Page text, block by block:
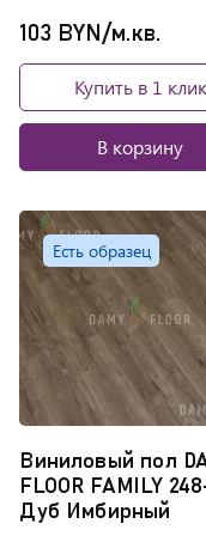
103 BYN/м.кв.
Купить в 1 клик
В корзину
Есть образец
Виниловый пол
FLOOR FAMILY
Дуб Имбирный